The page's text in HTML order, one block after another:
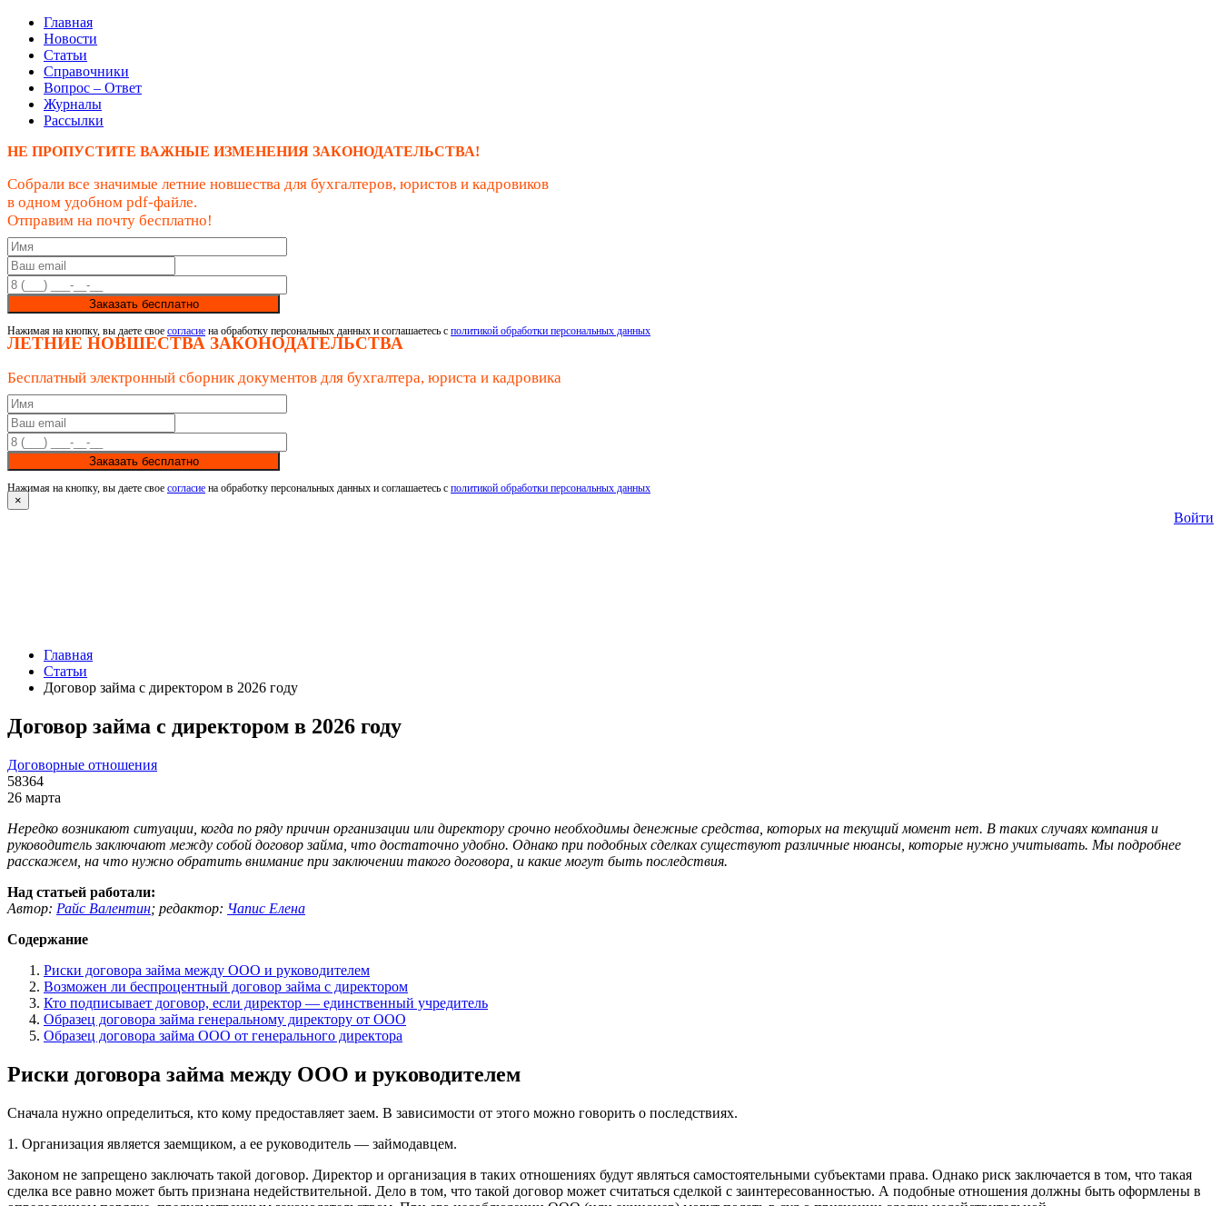
Главная
Новости
Статьи
Справочники
Вопрос – Ответ
Журналы
Рассылки
НЕ ПРОПУСТИТЕ ВАЖНЫЕ ИЗМЕНЕНИЯ ЗАКОНОДАТЕЛЬСТВА!
Собрали все значимые летние новшества для бухгалтеров, юристов и кадровиков
в одном удобном pdf-файле.
Отправим на почту бесплатно!
Заказать бесплатно
Нажимая на кнопку, вы даете свое согласие на обработку персональных данных и соглашаетесь с политикой обработки персональных данных
ЛЕТНИЕ НОВШЕСТВА ЗАКОНОДАТЕЛЬСТВА
Бесплатный электронный сборник документов для бухгалтера, юриста и кадровика
Заказать бесплатно
Нажимая на кнопку, вы даете свое согласие на обработку персональных данных и соглашаетесь с политикой обработки персональных данных
×
Войти
Главная
Статьи
Договор займа с директором в 2026 году
Договор займа с директором в 2026 году
Договорные отношения
58364
26 марта
Нередко возникают ситуации, когда по ряду причин организации или директору срочно необходимы денежные средства, которых на текущий момент нет. В таких случаях компания и
руководитель заключают между собой договор займа, что достаточно удобно. Однако при подобных сделках существуют различные нюансы, которые нужно учитывать. Мы подробнее
расскажем, на что нужно обратить внимание при заключении такого договора, и какие могут быть последствия.
Над статьей работали:
Автор: Райс Валентин; редактор: Чапис Елена
Содержание
Риски договора займа между ООО и руководителем
Возможен ли беспроцентный договор займа с директором
Кто подписывает договор, если директор — единственный учредитель
Образец договора займа генеральному директору от ООО
Образец договора займа ООО от генерального директора
Риски договора займа между ООО и руководителем
Сначала нужно определиться, кто кому предоставляет заем. В зависимости от этого можно говорить о последствиях.
1. Организация является заемщиком, а ее руководитель — займодавцем.
Законом не запрещено заключать такой договор. Директор и организация в таких отношениях будут являться самостоятельными субъектами права. Однако риск заключается в том, что такая
сделка все равно может быть признана недействительной. Дело в том, что такой договор может считаться сделкой с заинтересованностью. А подобные отношения должны быть оформлены в